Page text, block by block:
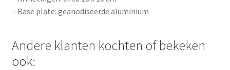
– Base plate: geanodiseerde aluminium
Andere klanten kochten of bekeken
ook: